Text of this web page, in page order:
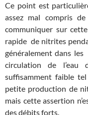
Ce point est
assez mal compris
communiquer sur
rapide de nitrites
généralement dans
circulation de
suffisamment faible
petite production de
mais cette assertion
des débits forts.